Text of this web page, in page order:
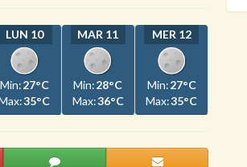
LUN 10
Min:27°C
35°C
MAR 11
Min:28°C
Max:36°C
MER 12
Min:27°C
Max:35°C